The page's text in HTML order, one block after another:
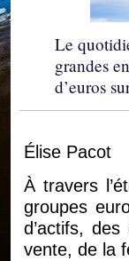
Le
grandes
d’euros
Élise Pacot
À travers
groupes
d’actifs,
vente, de la